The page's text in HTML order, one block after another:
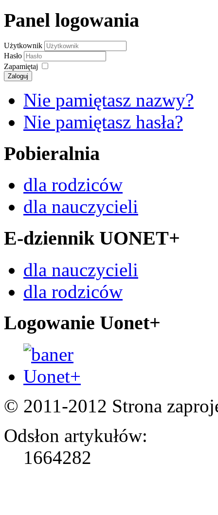
Panel logowania
Użytkownik
Hasło
Zapamiętaj
Zaloguj
Nie pamiętasz nazwy?
Nie pamiętasz hasła?
Pobieralnia
dla rodziców
dla nauczycieli
E-dziennik UONET+
dla nauczycieli
dla rodziców
Logowanie Uonet+
© 2011-2012 Strona
Odsłon artykułów:
1664282